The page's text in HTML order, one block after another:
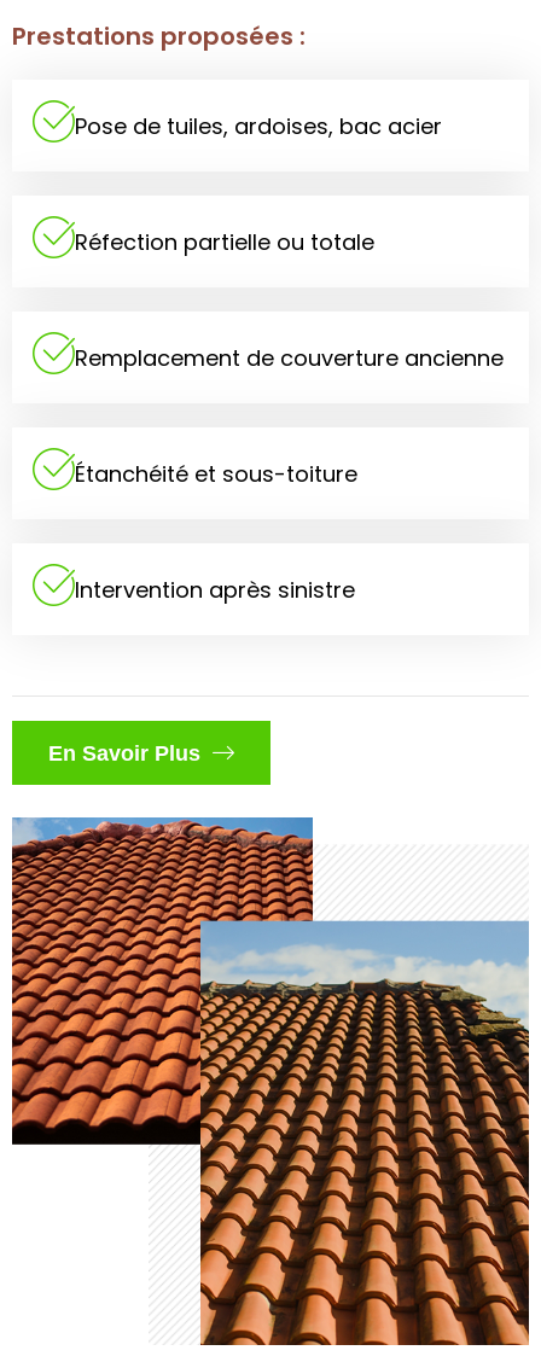
Prestations proposées :
Pose de tuiles, ardoises, bac acier
Réfection partielle ou totale
Remplacement de couverture ancienne
Étanchéité et sous-toiture
Intervention après sinistre
En Savoir Plus